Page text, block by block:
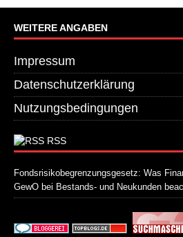
WEITERE ANGABEN
Impressum
Datenschutzerklärung
Nutzungsbedingungen
RSS
Fondsrisikobegrenzungsgesetz: Was
GewO bei Bestands- und Neukunden